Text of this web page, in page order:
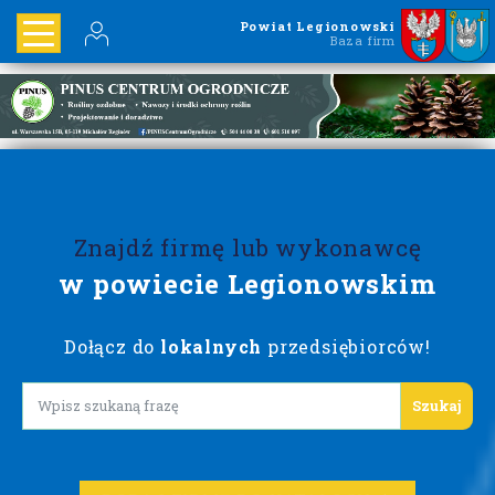
Powiat Legionowski
Baza firm
Znajdź firmę lub wykonawcę
w powiecie Legionowskim
Dołącz do lokalnych przedsiębiorców!
Lorem ipsum